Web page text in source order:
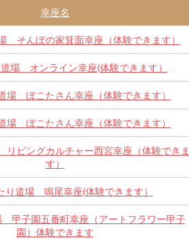
幸座名
そんぽの家箕面幸座（体験できます）
場 オンライン幸座(体験できます）
場 ぽこたさん幸座（体験できます）
場 ぽこたさん幸座（体験できます）
ビングカルチャー西宮幸座（体験できま
す）
り道場 鳴尾幸座(体験できます）
甲子園五番町幸座（アートフラワー甲子
園）体験できます